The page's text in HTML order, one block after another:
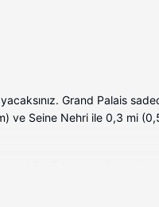
Grand Palais
ve Seine Nehri ile 0,3 mi
kozmetik ürünleri ve bide